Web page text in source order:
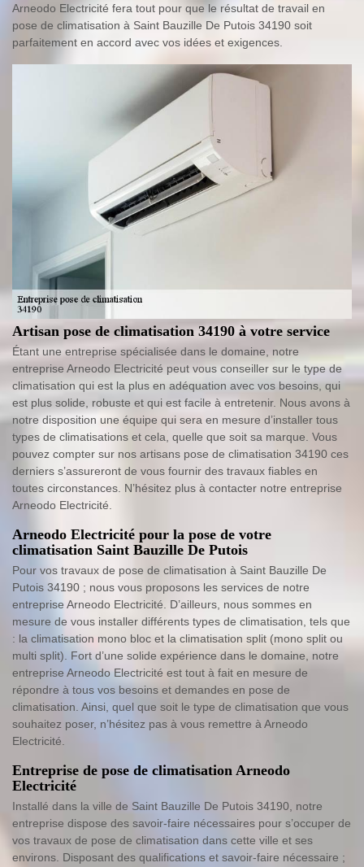
Arneodo Electricité fera tout pour que le résultat de travail en
pose de climatisation à Saint Bauzille De Putois 34190 soit
parfaitement en accord avec vos idées et exigences.
Artisan pose de climatisation 34190 à votre service
Étant une entreprise spécialisée dans le domaine, notre
entreprise Arneodo Electricité peut vous conseiller sur le type de
climatisation qui est la plus en adéquation avec vos besoins, qui
est plus solide, robuste et qui est facile à entretenir. Nous avons à
notre disposition une équipe qui sera en mesure d’installer tous
types de climatisations et cela, quelle que soit sa marque. Vous
pouvez compter sur nos artisans pose de climatisation 34190 ces
derniers s’assureront de vous fournir des travaux fiables en
toutes circonstances. N’hésitez plus à contacter notre entreprise
Arneodo Electricité.
Arneodo Electricité pour la pose de votre
climatisation Saint Bauzille De Putois
Pour vos travaux de pose de climatisation à Saint Bauzille De
Putois 34190 ; nous vous proposons les services de notre
entreprise Arneodo Electricité. D’ailleurs, nous sommes en
mesure de vous installer différents types de climatisation, tels que
: la climatisation mono bloc et la climatisation split (mono split ou
multi split). Fort d’une solide expérience dans le domaine, notre
entreprise Arneodo Electricité est tout à fait en mesure de
répondre à tous vos besoins et demandes en pose de
climatisation. Ainsi, quel que soit le type de climatisation que vous
souhaitez poser, n’hésitez pas à vous remettre à Arneodo
Electricité.
Entreprise de pose de climatisation Arneodo
Electricité
Installé dans la ville de Saint Bauzille De Putois 34190, notre
entreprise dispose des savoir-faire nécessaires pour s’occuper de
vos travaux de pose de climatisation dans cette ville et ses
environs. Disposant des qualifications et savoir-faire nécessaire ;